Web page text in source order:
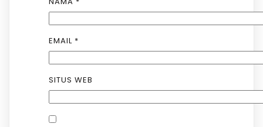
EMAIL *
SITUS WEB